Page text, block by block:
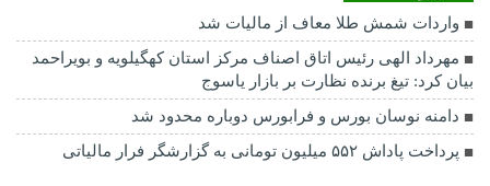
واردات شمش طلا معاف از مالیات شد
مهرداد الهی رئیس اتاق اصناف مرکز استان کهگیلویه و بویراحمد
بیان کرد: تیغ برنده نظارت بر بازار یاسوج
دامنه نوسان بورس و فرابورس دوباره محدود شد
پرداخت پاداش ۵۵۲ میلیون تومانی به گزارشگر فرار مالیاتی